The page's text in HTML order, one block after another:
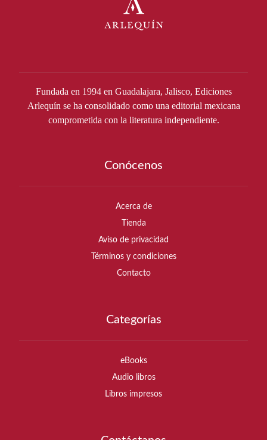
Fundada en 1994 en Guadalajara, Jalisco, Ediciones
Arlequín se ha consolidado como una editorial mexicana
comprometida con la literatura independiente.
Conócenos
Acerca de
Tienda
Aviso de privacidad
Términos y condiciones
Contacto
Categorías
eBooks
Audio libros
Libros impresos